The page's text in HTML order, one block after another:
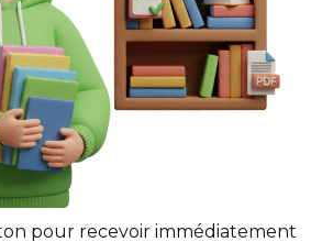
pour recevoir immédiatement